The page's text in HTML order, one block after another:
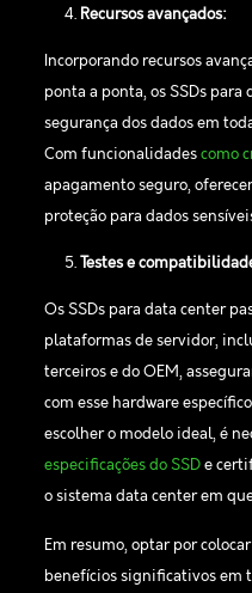
Recursos avançados:
Incorporando recursos
ponta a ponta, os SSDs para
segurança dos dados em
Com funcionalidadescomo
apagamento seguro,
proteção para dados
Testes e
Os SSDs para data center
plataformas de servidor,
terceiros e do OEM,
com esse hardware
escolher o modelo ideal, é
especificações do SSDe
o sistema data center em
Em resumo, optar por
benefícios significativos em